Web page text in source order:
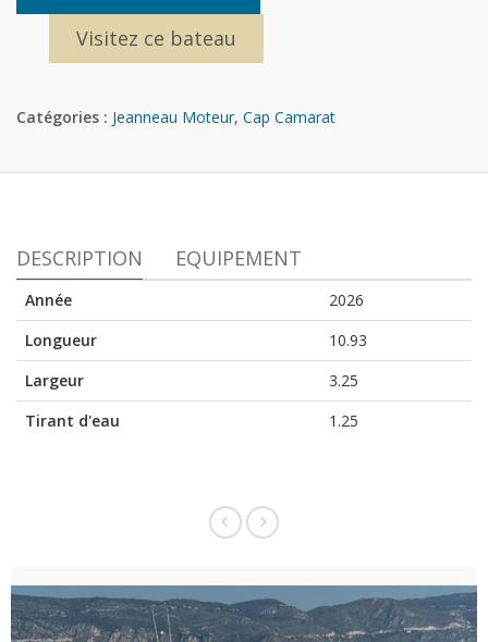
Visitez ce bateau
Catégories : Jeanneau Moteur, Cap Camarat
DESCRIPTION EQUIPEMENT
Année
2026
Longueur
10.93
Largeur
3.25
Tirant d'eau
1.25